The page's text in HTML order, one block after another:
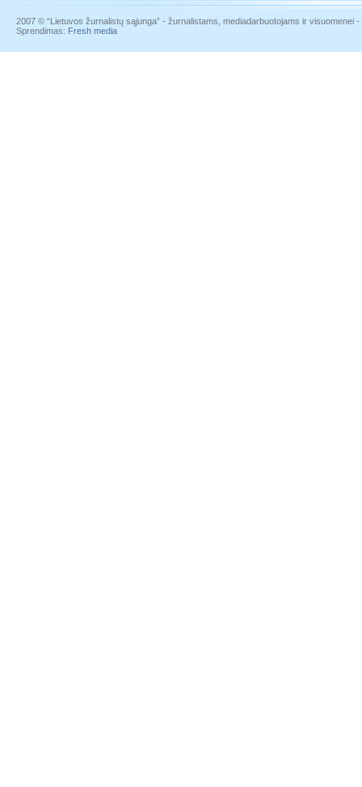
2007 © “Lietuvos žurnalistų sąjunga” - žurnalistams, mediadarbuotojams ir visuomenei
Sprendimas: Fresh media